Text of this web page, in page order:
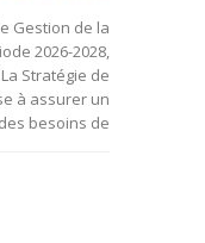
Gestion de la
2026-2028,
Stratégie de
à assurer un
besoins de...